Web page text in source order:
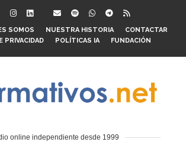
SOMOS NUESTRA HISTORIA
CONTACTAR
PRIVACIDAD
POLÍTICAS IA FUNDACIÓN
online independiente desde 1999